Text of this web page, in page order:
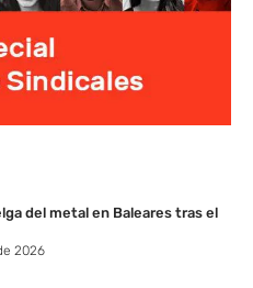
del metal en Baleares tras el
2026